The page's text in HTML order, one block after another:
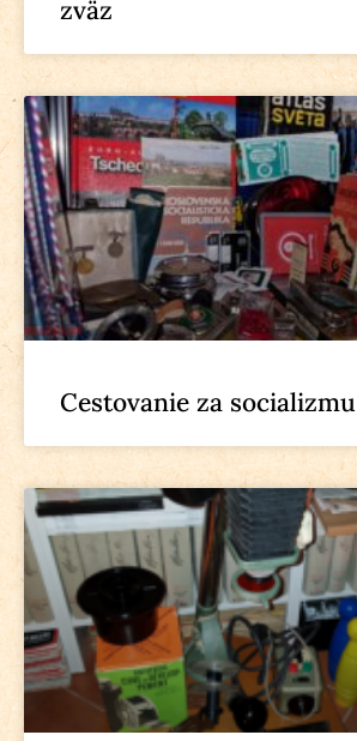
zväz
Cestovanie za socializmu